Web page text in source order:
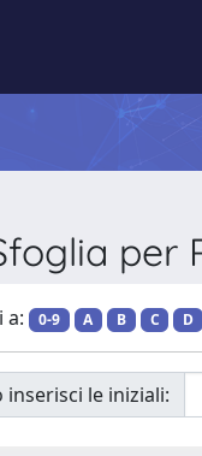
per
a: 0-9 A B C D
inserisci le iniziali: